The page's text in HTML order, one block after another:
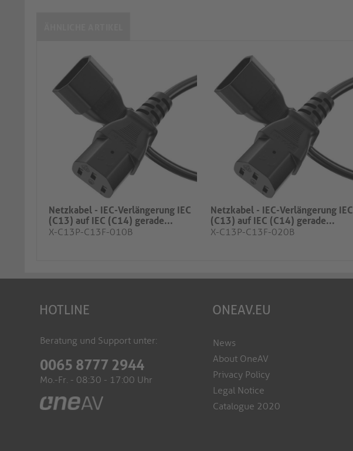
Netzkabel - IEC-Verlängerung IEC
(C13) auf IEC (C14) gerade...
X-C13P-C13F-010B
Netzkabel - IEC-Verlängerung IEC
(C13) auf IEC (C14) gerade...
X-C13P-C13F-020B
HOTLINE
Beratung und Support unter:
0065 8777 2944
Mo.-Fr. - 08:30 - 17:00 Uhr
ONEAV.EU
News
About OneAV
Privacy Policy
Legal Notice
Catalogue 2020